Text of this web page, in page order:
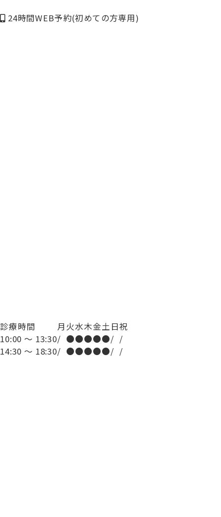
24時間WEB予約(初めての方専用)
診療時間 月 火水木金土 日祝
10:00 ～ 13:30/ ●●●●●/ /
14:30 ～ 18:30/ ●●●●●/ /